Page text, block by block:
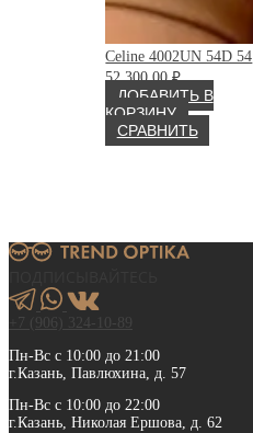
Celine 4002UN 54D 54
52 300.00₽
ДОБАВИТЬ В
КОРЗИНУ
СРАВНИТЬ
+7 (906) 324-10-89
Пн-Вс с 10:00 до 21:00
г.Казань, Павлюхина, д. 57
Пн-Вс с 10:00 до 22:00
г.Казань, Николая Ершова, д. 62